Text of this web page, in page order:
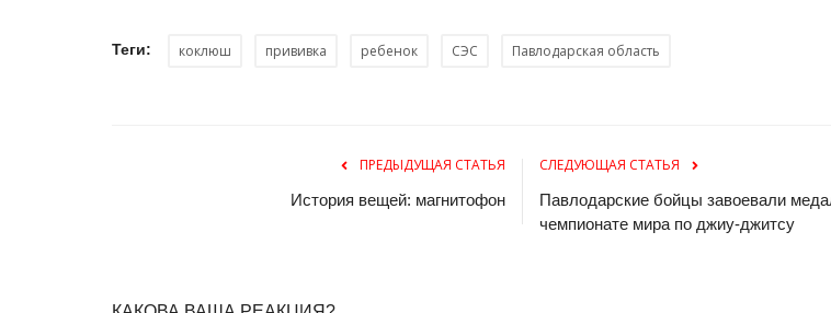
Теги: коклюш прививка ребенок СЭС Павлодарская область
ПРЕДЫДУЩАЯ СТАТЬЯ
История вещей: магнитофон
СЛЕДУЮЩАЯ СТАТЬЯ
Павлодарские бойцы завоевали
чемпионате мира по джиу-джитсу